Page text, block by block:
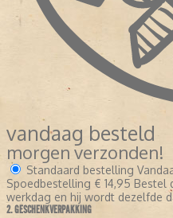
vandaag besteld
morgen verzonden!
Standaard bestelling
Spoedbestelling € 14,95 Bestel
werkdag en hij wordt dezelfde
2. GESCHENKVERPAKKING